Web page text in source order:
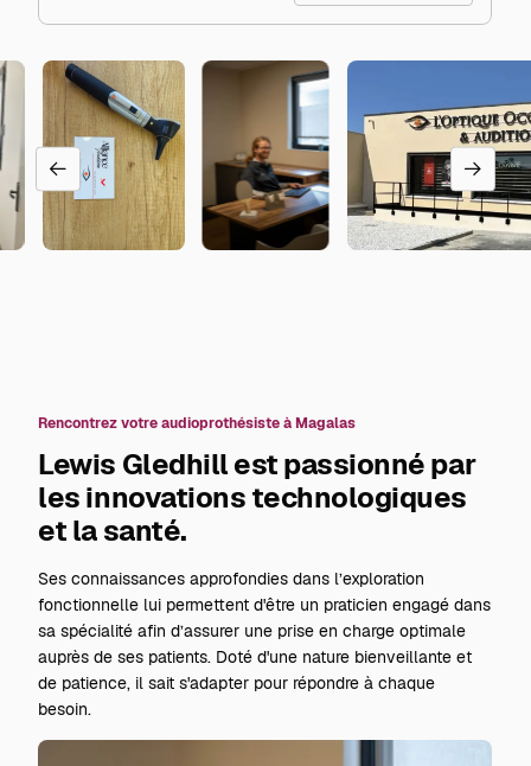
Rencontrez votre audioprothésiste à Magalas
Lewis Gledhill est passionné par
les innovations technologiques
et la santé.
Ses connaissances approfondies dans l’exploration
fonctionnelle lui permettent d'être un praticien engagé dans
sa spécialité afin d’assurer une prise en charge optimale
auprès de ses patients. Doté d'une nature bienveillante et
de patience, il sait s'adapter pour répondre à chaque
besoin.